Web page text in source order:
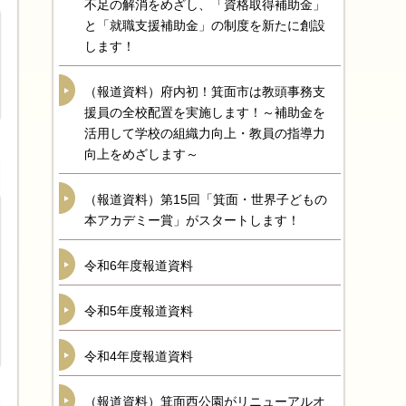
不足の解消をめざし、「資格取得補助金」
と「就職支援補助金」の制度を新たに創設
します！
（報道資料）府内初！箕面市は教頭事務支
援員の全校配置を実施します！～補助金を
活用して学校の組織力向上・教員の指導力
向上をめざします～
（報道資料）第15回「箕面・世界子どもの
本アカデミー賞」がスタートします！
令和6年度報道資料
令和5年度報道資料
令和4年度報道資料
（報道資料）箕面西公園がリニューアルオ